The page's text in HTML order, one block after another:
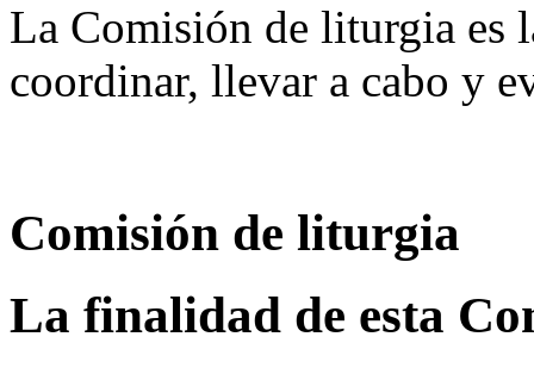
La Comisión de liturgia es
coordinar, llevar a cabo y
Comisión de liturgia
La finalidad de esta